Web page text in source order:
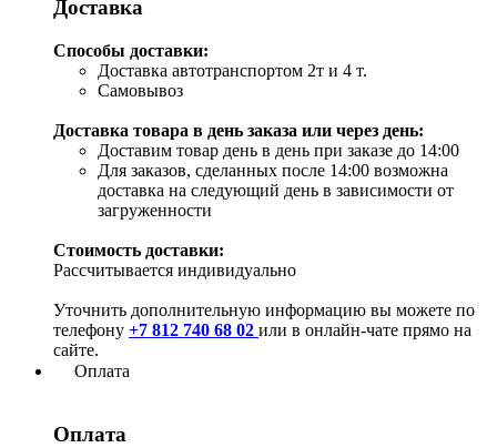
Доставка
Способы доставки:
Доставка автотранспортом 2т и 4 т.
Самовывоз
Доставка товара в день заказа или через день:
Доставим товар день в день при заказе до 14:00
Для заказов, сделанных после 14:00 возможна
доставка на следующий день в зависимости от
загруженности
Стоимость доставки:
Рассчитывается индивидуально
Уточнить дополнительную информацию вы можете по
телефону +7 812 740 68 02 или в онлайн-чате прямо на
сайте.
Оплата
Оплата